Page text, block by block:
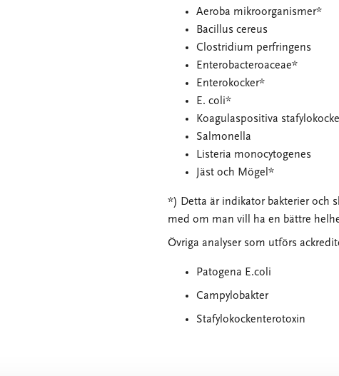
Aeroba mikroorganismer*
Bacillus cereus
Clostridium perfringens
Enterobacteroaceae*
Enterokocker*
E. coli*
Koagulaspositiva
Salmonella
Listeria monocytogenes
Jäst och Mögel*
*) Detta är indikator bakterier och
med om man vill ha en bättre
Övriga analyser som utförs
Patogena E.coli
Campylobakter
Stafylokockenterotoxin